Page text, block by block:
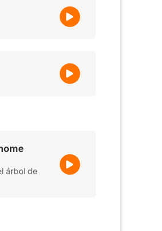
árbol de